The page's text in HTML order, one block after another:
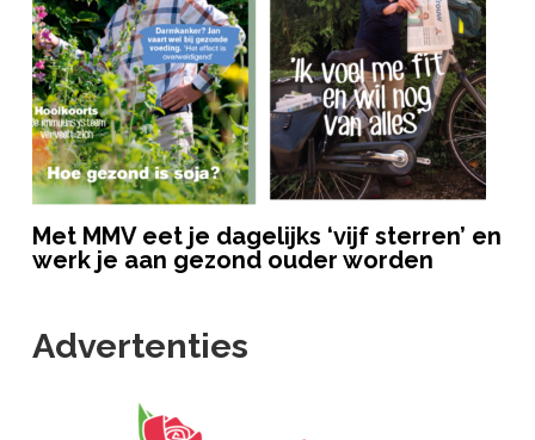
Met MMV eet je dagelijks ‘vijf sterren’ en
werk je aan gezond ouder worden
Advertenties